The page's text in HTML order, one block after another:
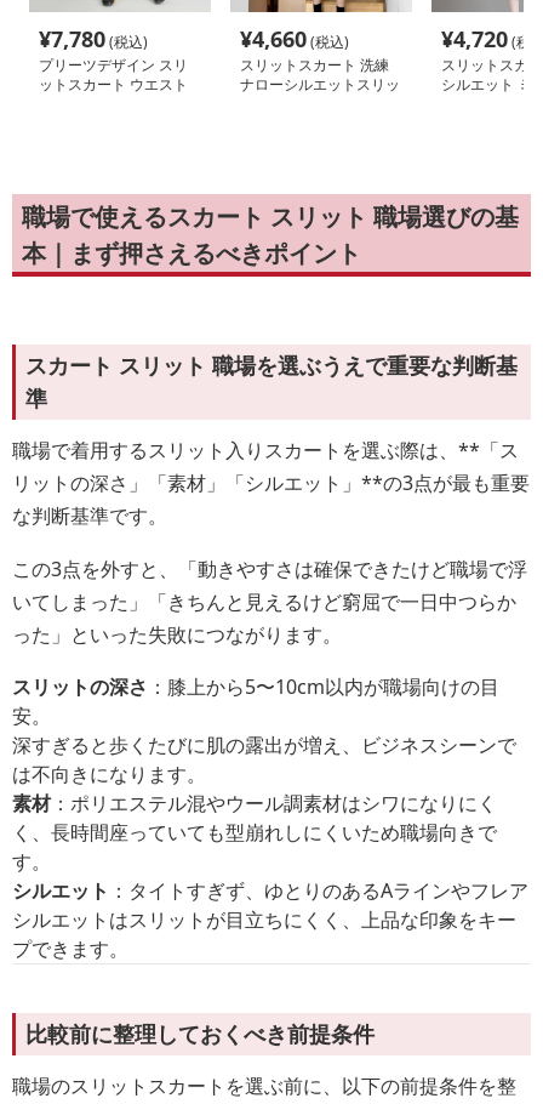
¥7,780(税込)
プリーツデザイン スリ
ットスカート ウエスト
¥4,660(税込)
スリットスカート 洗練
ナローシルエットスリッ
¥4,720(税
スリットスカ
シルエット ミ
職場で使えるスカート スリット 職場選びの基
本｜まず押さえるべきポイント
スカート スリット 職場を選ぶうえで重要な判断基
準
職場で着用するスリット入りスカートを選ぶ際は、**「ス
リットの深さ」「素材」「シルエット」**の3点が最も重要
な判断基準です。
この3点を外すと、「動きやすさは確保できたけど職場で浮
いてしまった」「きちんと見えるけど窮屈で一日中つらか
った」といった失敗につながります。
スリットの深さ ：膝上から5〜10cm以内が職場向けの目
安。
深すぎると歩くたびに肌の露出が増え、ビジネスシーンで
は不向きになります。
素材：ポリエステル混やウール調素材はシワになりにく
く、長時間座っていても型崩れしにくいため職場向きで
す。
シルエット ：タイトすぎず、ゆとりのあるAラインやフレア
シルエットはスリットが目立ちにくく、上品な印象をキー
プできます。
比較前に整理しておくべき前提条件
職場のスリットスカートを選ぶ前に、以下の前提条件を整